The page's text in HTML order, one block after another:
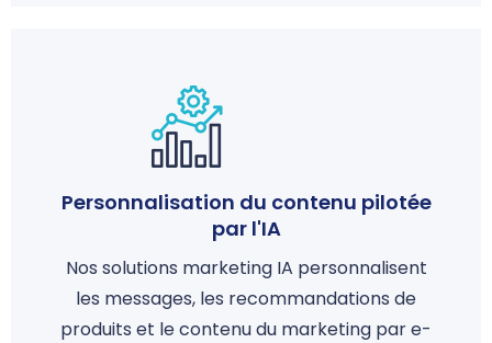
Personnalisation du contenu pilotée
par l'IA
Nos solutions marketing IA personnalisent
les messages, les recommandations de
produits et le contenu du marketing par e-